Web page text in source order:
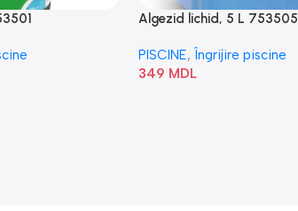
Algezid lichid, 5 L 753505
PISCINE, Îngrijire piscine
349 MDL